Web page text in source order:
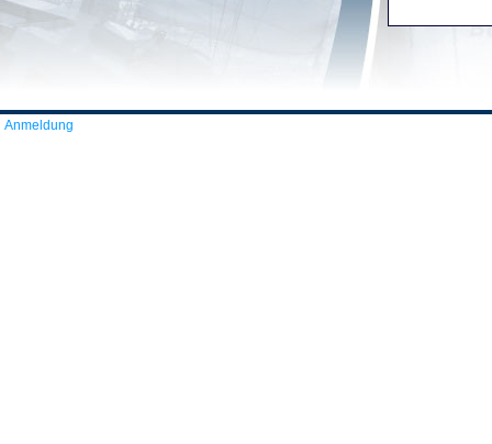
Anmeldung